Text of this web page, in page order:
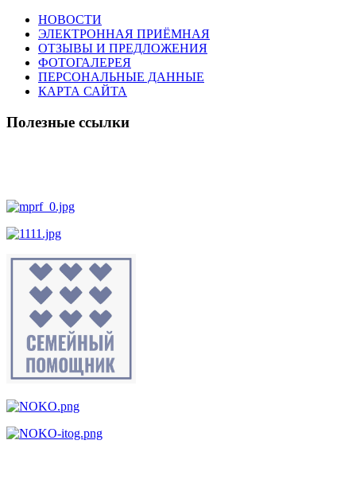
НОВОСТИ
ЭЛЕКТРОННАЯ ПРИЁМНАЯ
ОТЗЫВЫ И ПРЕДЛОЖЕНИЯ
ФОТОГАЛЕРЕЯ
ПЕРСОНАЛЬНЫЕ ДАННЫЕ
КАРТА САЙТА
Полезные ссылки